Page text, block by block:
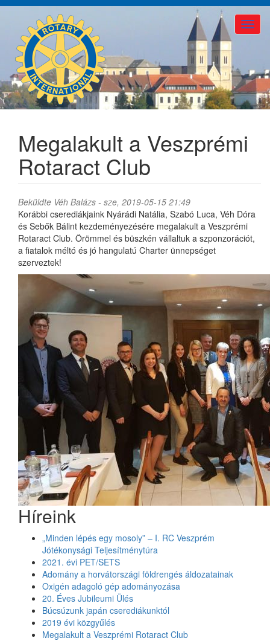
Ugrás
tartalomra
Toggle
Megalakult a Veszprémi
Rotaract Club
Beküldte Véh Balázs - sze, 2019-05-15 21:49
Korábbi cserediákjaink Nyárádi Natália, Szabó Luca, Véh Dóra
és Sebők Bálint kezdeményezésére megalakult a Veszprémi
Rotaract Club. Örömmel és büszkén vállaltuk a szponzorációt,
a fiatalok méltó és jó hangulatú Charter ünnepséget
szerveztek!
Híreink
„Minden lépés egy mosoly” – I. RC Veszprém
Jótékonysági Teljesítménytúra
2021. évi PET/SETS
Adomány a horvátországi földrengés áldozatainak
Oxigén adagoló gép adományozása
20. Éves Jubileumi Ülés
Búcsúzunk japán cserediákunktól
2019 évi közgyűlés
Megalakult a Veszprémi Rotaract Club